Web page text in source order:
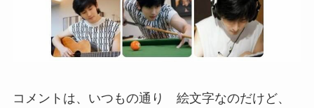
コメントは、いつもの通り 絵文字なのだけど、